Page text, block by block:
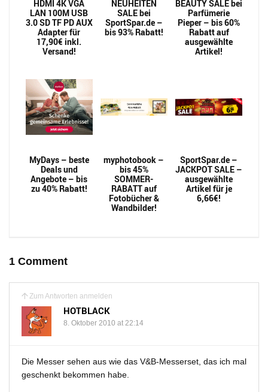
HDMI 4K VGA
LAN 100M USB
3.0 SD TF PD AUX
Adapter für
17,90€ inkl.
Versand!
NEUHEITEN
SALE bei
SportSpar.de –
bis 93% Rabatt!
BEAUTY SALE bei
Parfümerie
Pieper – bis 60%
Rabatt auf
ausgewählte
Artikel!
MyDays – beste
Deals und
Angebote – bis
zu 40% Rabatt!
myphotobook –
bis 45%
SOMMER-
RABATT auf
Fotobücher &
Wandbilder!
SportSpar.de –
JACKPOT SALE –
ausgewählte
Artikel für je
6,66€!
1 Comment
Zum Antworten anmelden
HOTBLACK
8. Oktober 2010 at 22:14
Die Messer sehen aus wie das V&B-Messerset, das ich mal
geschenkt bekommen habe.